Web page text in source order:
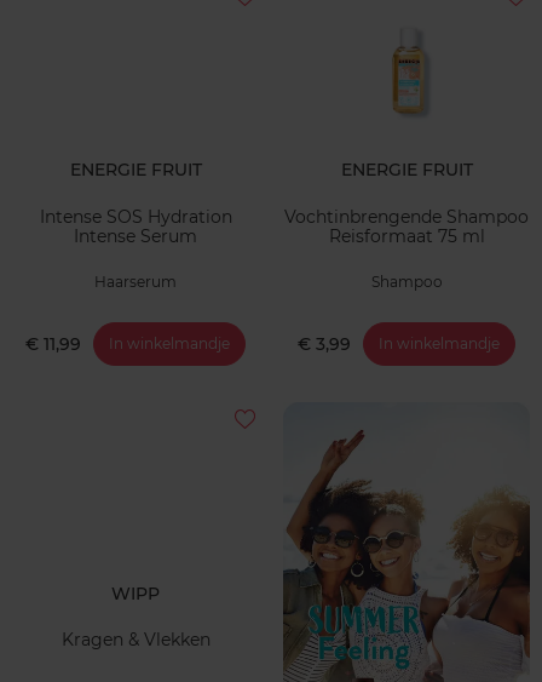
ENERGIE FRUIT
Intense SOS Hydration
Intense Serum
Haarserum
€ 11,99 In winkelmandje
ENERGIE FRUIT
Vochtinbrengende Shampoo
Reisformaat 75 ml
Shampoo
€ 3,99 In winkelmandje
WIPP
Kragen & Vlekken